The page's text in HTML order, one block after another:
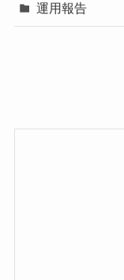
運用報告